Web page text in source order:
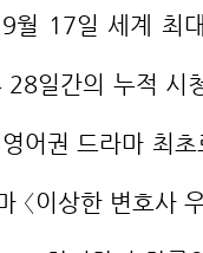
월 17일 세계 최
28일간의 누적 시
어권 드라마 최
〈이상한 변호사